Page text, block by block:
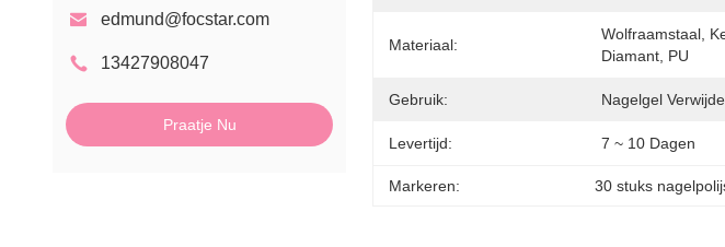
edmund@focstar.com
13427908047
Praatje Nu
Materiaal:
Wolfraamstaal,
Diamant, PU
Gebruik: Nagelgel
Levertijd: 7 ~ 10 Dagen
Markeren: 30 stuks